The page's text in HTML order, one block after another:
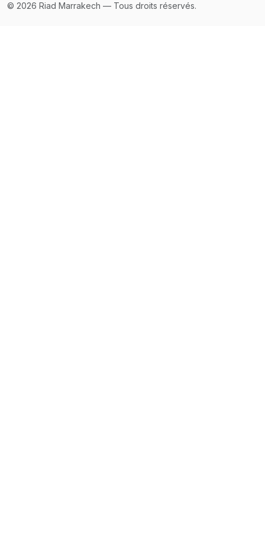
© 2026 Riad Marrakech — Tous droits réservés.